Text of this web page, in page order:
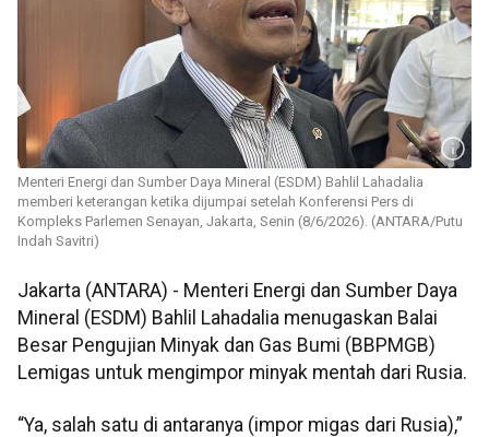
Menteri Energi dan Sumber Daya Mineral (ESDM) Bahlil Lahadalia
memberi keterangan ketika dijumpai setelah Konferensi Pers di
Kompleks Parlemen Senayan, Jakarta, Senin (8/6/2026). (ANTARA/Putu
Indah Savitri)
Jakarta (ANTARA) - Menteri Energi dan Sumber Daya
Mineral (ESDM) Bahlil Lahadalia menugaskan Balai
Besar Pengujian Minyak dan Gas Bumi (BBPMGB)
Lemigas untuk mengimpor minyak mentah dari Rusia.
“Ya, salah satu di antaranya (impor migas dari Rusia),”